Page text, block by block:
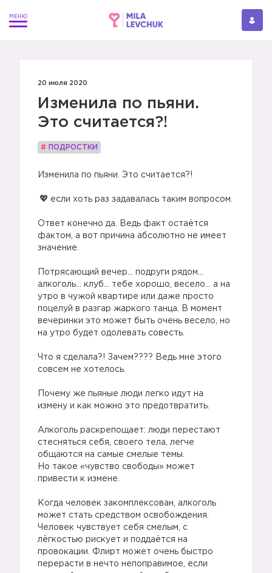
20 июля 2020
Изменила по пьяни.
Это считается?!
# ПОДРОСТКИ
Изменила по пьяни. Это считается?!
если хоть раз задавалась таким вопросом.
Ответ конечно да. Ведь факт остаётся
фактом, а вот причина абсолютно не имеет
значение.
Потрясающий вечер… подруги рядом…
алкоголь… клуб… тебе хорошо, весело… а на
утро в чужой квартире или даже просто
поцелуй в разгар жаркого танца. В момент
вечеринки это может быть очень весело, но
на утро будет одолевать совесть.
Что я сделала?! Зачем???? Ведь мне этого
совсем не хотелось.
Почему же пьяные люди легко идут на
измену и как можно это предотвратить.
Алкоголь раскрепощает: люди перестают
стесняться себя, своего тела, легче
общаются на самые смелые темы.
Но такое «чувство свободы» может
привести к измене.
Когда человек закомплексован, алкоголь
может стать средством освобождения.
Человек чувствует себя смелым, с
лёгкостью рискует и поддаётся на
провокации. Флирт может очень быстро
перерасти в нечто непоправимое, если